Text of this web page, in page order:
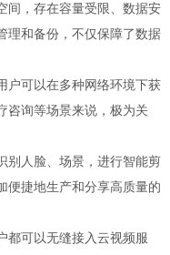
间，存在容量受限、数据安
理和备份，不仅保障了数据
户可以在多种网络环境下获
咨询等场景来说，极为关
别人脸、场景，进行智能剪
便捷地生产和分享高质量的
都可以无缝接入云视频服